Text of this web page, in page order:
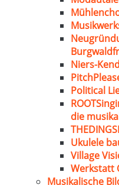
Niers-
Political
die
Ukulele
Village
Werkstatt
Musikalische